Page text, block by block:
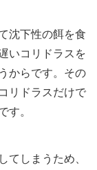
沈下性の餌を食
いコリドラスを
からです。その
リドラスだけで
す。
てしまうため、